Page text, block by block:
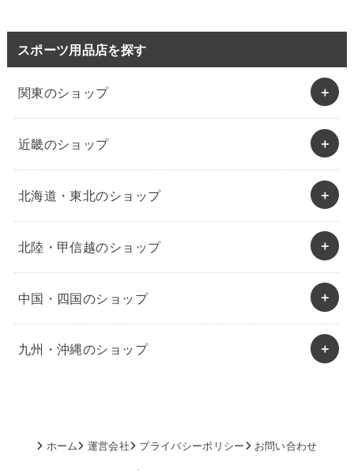
スポーツ用品店を探す
関東のショップ
近畿のショップ
北海道・東北のショップ
北陸・甲信越のショップ
中国・四国のショップ
九州・沖縄のショップ
ホーム 運営会社 プライバシーポリシー お問い合わせ